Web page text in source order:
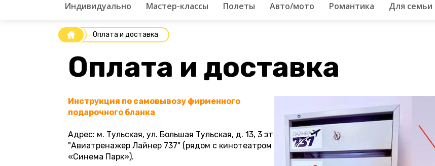
Индивидуально Мастер-классы Полеты Авто/мото Романтика Для семьи
Оплата и доставка
Оплата и доставка
Инструкция по самовывозу фирменного
подарочного бланка
Адрес: м. Тульская, ул. Большая Тульская, д. 13, 3 этаж
"Авиатренажер Лайнер 737" (рядом с кинотеатром
«Синема Парк»).